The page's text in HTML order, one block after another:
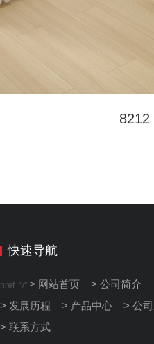
8212
快速导航
href="/" > 网站首页
> 公司简介
> 发展历程
> 产品中心
> 公
> 联系方式